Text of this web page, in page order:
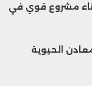
كبيرة.. 6 قواعد لبناء مشروع قوي في
المعادن الحيوية